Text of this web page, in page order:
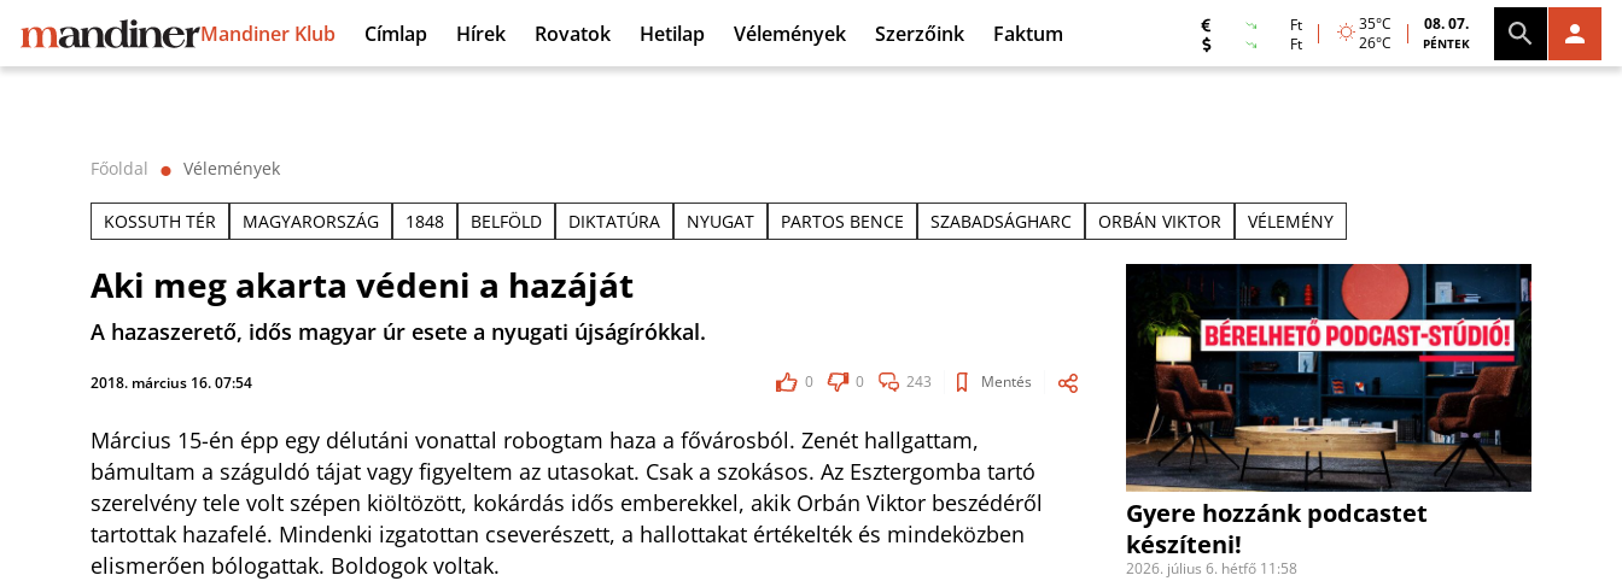
Mandiner Klub Címlap Hírek Rovatok Hetilap Vélemények Szerzőink Faktum
Ft
Ft
35°C
26°C
08. 07.
PÉNTEK
Főoldal ⬤ Vélemények
KOSSUTH TÉR MAGYARORSZÁG 1848 BELFÖLD DIKTATÚRA NYUGAT PARTOS BENCE SZABADSÁGHARC ORBÁN VIKTOR VÉLEMÉNY
Aki meg akarta védeni a hazáját
A hazaszerető, idős magyar úr esete a nyugati újságírókkal.
2018. március 16. 07:54 0 0 243 Mentés
Március 15-én épp egy délutáni vonattal robogtam haza a fővárosból. Zenét hallgattam,
bámultam a száguldó tájat vagy figyeltem az utasokat. Csak a szokásos. Az Esztergomba tartó
szerelvény tele volt szépen kiöltözött, kokárdás idős emberekkel, akik Orbán Viktor beszédéről
tartottak hazafelé. Mindenki izgatottan cseverészett, a hallottakat értékelték és mindeközben
elismerően bólogattak. Boldogok voltak.
Gyere hozzánk podcastet
készíteni!
2026. július 6. hétfő 11:58